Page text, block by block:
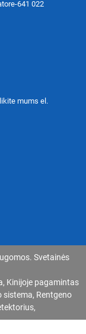
641 022
mums el.
Svetainės
, Kinijoje pagamintas
sistema, Rentgeno
,